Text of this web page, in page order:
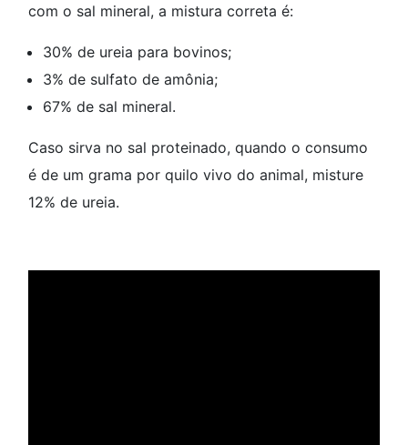
com o sal mineral, a mistura correta é:
30% de ureia para bovinos;
3% de sulfato de amônia;
67% de sal mineral.
Caso sirva no sal proteinado, quando o consumo
é de um grama por quilo vivo do animal, misture
12% de ureia.